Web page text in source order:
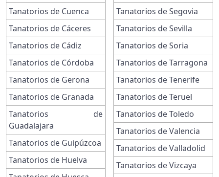
Tanatorios de Cuenca
Tanatorios de Cáceres
Tanatorios de Cádiz
Tanatorios de Córdoba
Tanatorios de Gerona
Tanatorios de Granada
Tanatorios de
Guadalajara
Tanatorios de Guipúzcoa
Tanatorios de Huelva
Tanatorios de Segovia
Tanatorios de Sevilla
Tanatorios de Soria
Tanatorios de Tarragona
Tanatorios de Tenerife
Tanatorios de Teruel
Tanatorios de Toledo
Tanatorios de Valencia
Tanatorios de Valladolid
Tanatorios de Vizcaya